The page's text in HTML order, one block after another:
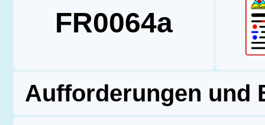
FR0064a
Aufforderungen und